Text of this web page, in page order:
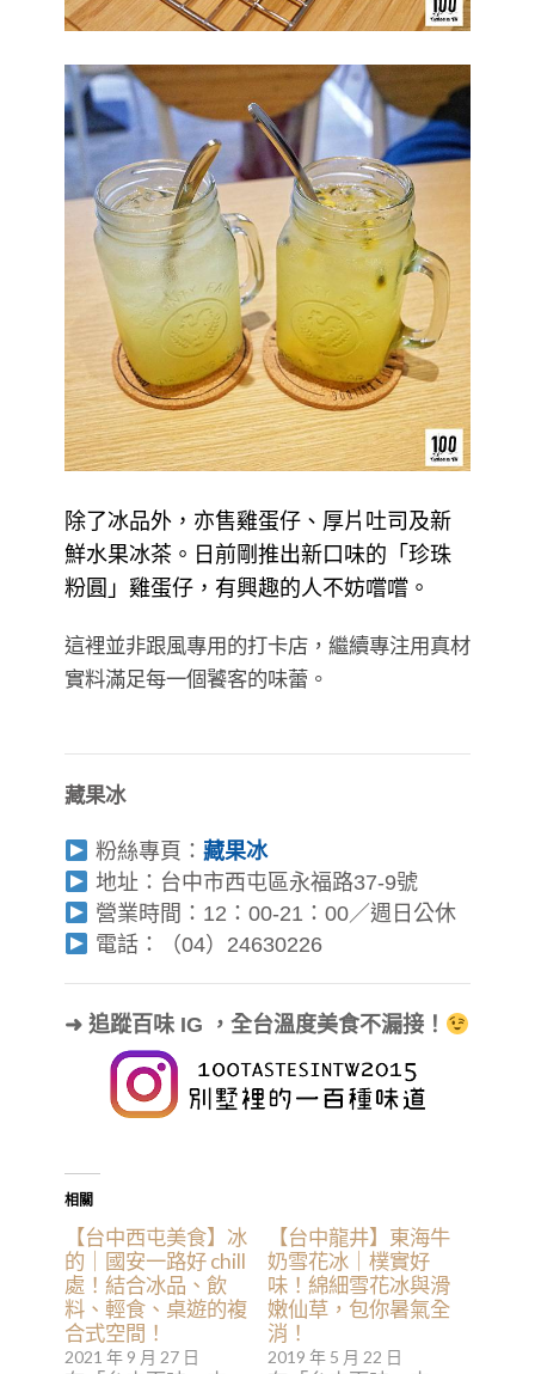
除了冰品外，亦售雞蛋仔、厚片吐司及新
鮮水果冰茶。日前剛推出新口味的「珍珠
粉圓」雞蛋仔，有興趣的人不妨嚐嚐。
這裡並非跟風專用的打卡店，繼續專注用真材
實料滿足每一個饕客的味蕾。
藏果冰
粉絲專頁： 藏果冰
地址：台中市西屯區永福路37-9號
營業時間：12：00-21：00／週日公休
電話：（04）24630226
➜ 追蹤百味 IG ，全台溫度美食不漏接！
相關
【台中西屯美食】冰
的｜國安一路好 chill
處！結合冰品、飲
料、輕食、桌遊的複
合式空間！
2021 年 9 月 27 日
【台中龍井】東海牛
奶雪花冰｜樸實好
味！綿細雪花冰與滑
嫩仙草，包你暑氣全
消！
2019 年 5 月 22 日